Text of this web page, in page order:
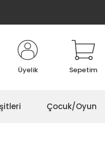
Üyelik Sepetim
Çocuk/Oyun